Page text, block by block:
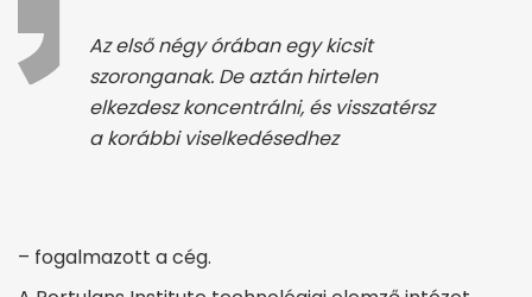
Az első négy órában egy kicsit
szoronganak. De aztán hirtelen
elkezdesz koncentrálni, és visszatérsz
a korábbi viselkedésedhez
– fogalmazott a cég.